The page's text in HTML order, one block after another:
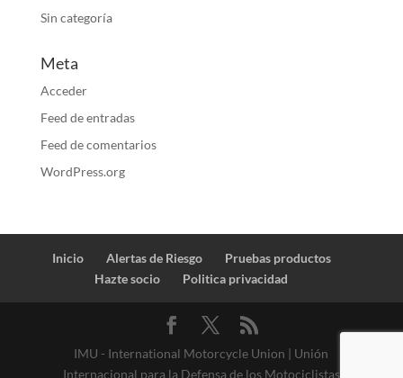
Sin categoría
Meta
Acceder
Feed de entradas
Feed de comentarios
WordPress.org
Inicio Alertas de Riesgo
Pruebas productos
Hazte socio
Politica privacidad
IMU - International Motorcycle Union | Unión
Internacional para la Defensa de los Motociclistas